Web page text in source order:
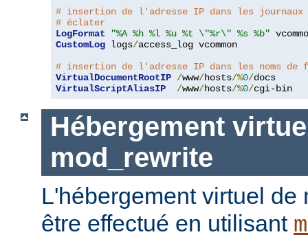
# insertion de l'adresse IP dans les
# éclater
LogFormat
"%A %h %l %u %t \"%r\" %s %b"
CustomLog logs/access_log vcommon
# insertion de l'adresse IP dans les noms de
VirtualDocumentRootIP /www/hosts/%0/
VirtualScriptAliasIP
/www/hosts/%0/cgi-bin
Hébergement
mod_rewrite
L'hébergement virtuel de
être effectué en utilisant